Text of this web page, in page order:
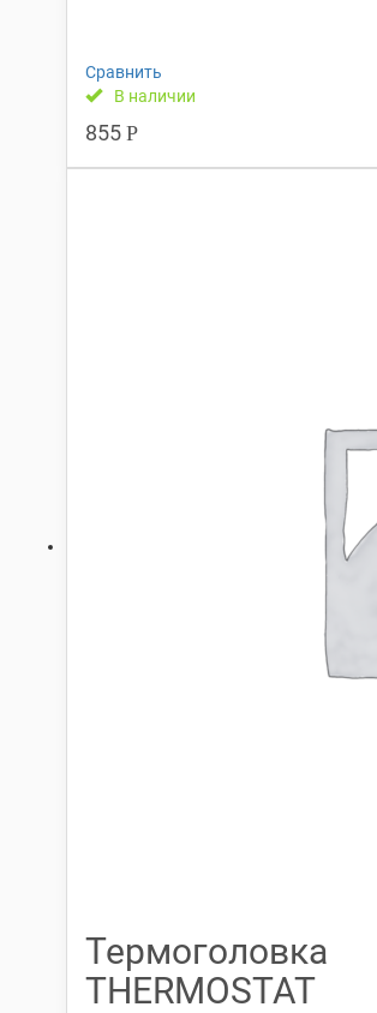
Сравнить
В наличии
855 Р
Термоголовка
THERMOSTAT